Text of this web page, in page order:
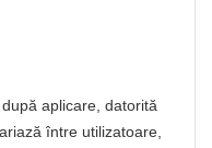
aplicare, datorită
între utilizatoare,